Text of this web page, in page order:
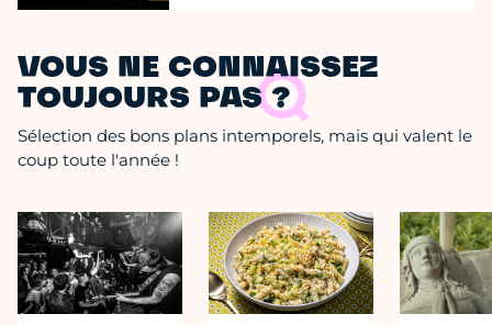
VOUS NE CONNAISSEZ
TOUJOURS PAS ?
Sélection des bons plans intemporels, mais qui valent le
coup toute l'année !